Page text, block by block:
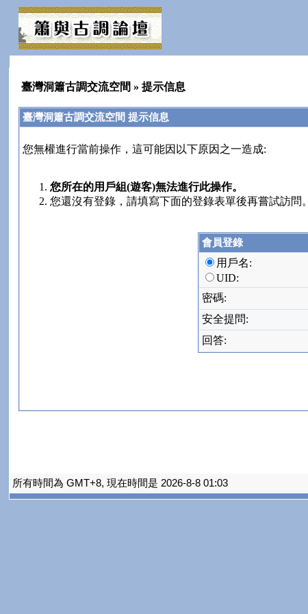
臺灣洞簫古調交流空間 » 提示信息
臺灣洞簫古調交流空間 提示信息
您無權進行當前操作，這可能因以下原因之一造成:
您所在的用戶組(遊客)無法進行此操作。
您還沒有登錄，請填寫下面的登錄表單後再嘗試訪問。
會員登錄
用戶名:
UID:
密碼:
安全提問:
回答:
所有時間為 GMT+8, 現在時間是 2026-8-8 01:03